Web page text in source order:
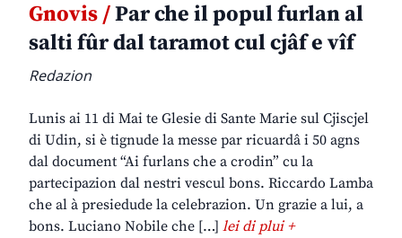
Gnovis /Par che il popul furlan al
salti fûr dal taramot cul cjâf e vîf
Redazion
Lunis ai 11 di Mai te Glesie di Sante Marie sul Cjiscjel
di Udin, si è tignude la messe par ricuardâ i 50 agns
dal document “Ai furlans che a crodin” cu la
partecipazion dal nestri vescul bons. Riccardo Lamba
che al à presiedude la celebrazion. Un grazie a lui, a
bons. Luciano Nobile che […] lei di plui +